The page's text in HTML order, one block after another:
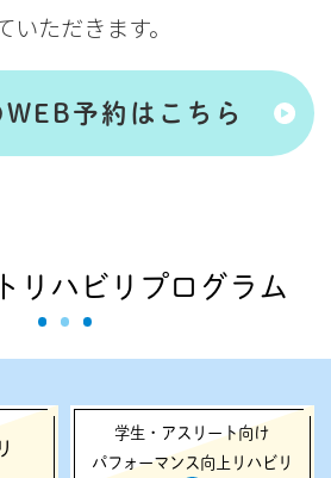
ただきます。
予約はこちら
リハビリプログラム
学生・アスリート向け
パフォーマンス向上リハビリ